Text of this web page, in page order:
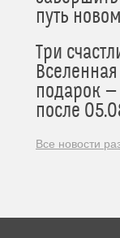
путь
Три
подарок —
после
Все новости